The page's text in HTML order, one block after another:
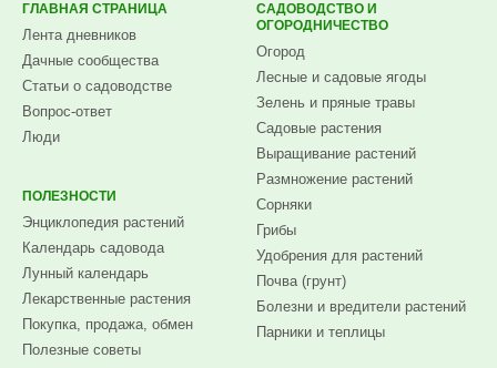
ГЛАВНАЯ СТРАНИЦА
Лента дневников
Дачные сообщества
Статьи о садоводстве
Вопрос-ответ
Люди
ПОЛЕЗНОСТИ
Энциклопедия растений
Календарь садовода
Лунный календарь
Лекарственные растения
Покупка, продажа, обмен
Полезные советы
САДОВОДСТВО И
ОГОРОДНИЧЕСТВО
Огород
Лесные и садовые ягоды
Зелень и пряные травы
Садовые растения
Выращивание растений
Размножение растений
Сорняки
Грибы
Удобрения для растений
Почва (грунт)
Болезни и вредители растений
Парники и теплицы